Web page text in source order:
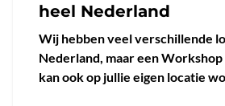
heel Nederland
Wij hebben veel verschillende
Nederland, maar een
kan ook op jullie eigen locatie